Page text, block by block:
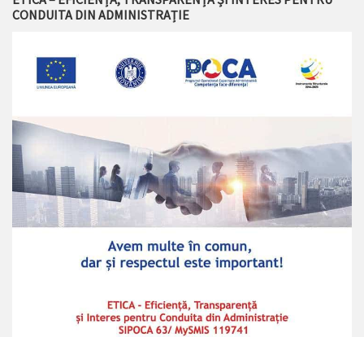
CONDUITA DIN ADMINISTRAȚIE